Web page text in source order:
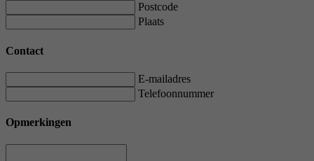
Postcode
Plaats
Contact
E-mailadres
Telefoonnummer
Opmerkingen